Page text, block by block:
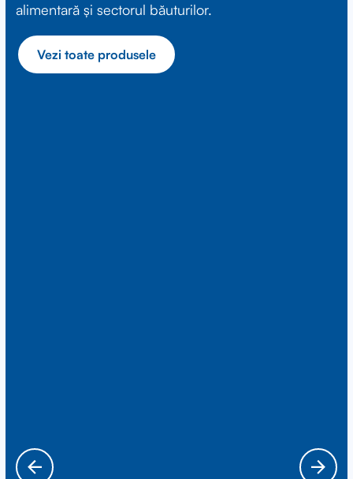
alimentară și sectorul băuturilor.
Vezi toate produsele